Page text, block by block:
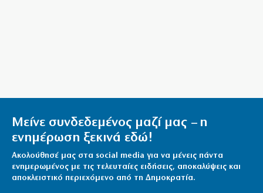
στα μάτια σου»
8|08|2026 | 11:30
Μείνε συνδεδεμένος μαζί μας – η
ενημέρωση ξεκινά εδώ!
Ακολούθησέ μας στα social media για να μένεις πάντα
ενημερωμένος με τις τελευταίες ειδήσεις, αποκαλύψεις και
αποκλειστικό περιεχόμενο από τη Δημοκρατία.